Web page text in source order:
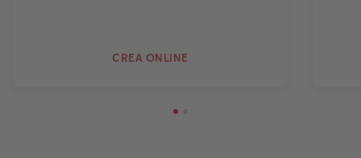
CREA ONLINE